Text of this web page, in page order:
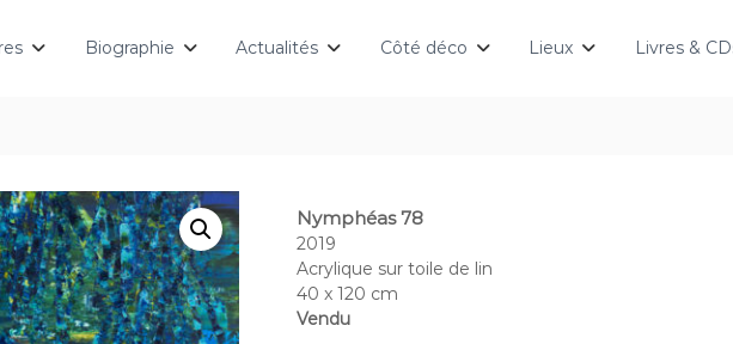
Biographie Actualités Côté déco Lieux Livres &
Nymphéas 78
2019
Acrylique sur toile de lin
40 x 120 cm
Vendu